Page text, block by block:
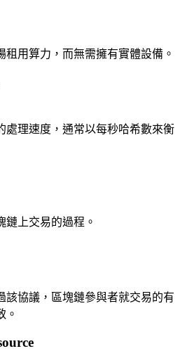
用算力，而無需擁有實體設備。
處理速度，通常以每秒哈希數來衡
鏈上交易的過程。
該協議，區塊鏈參與者就交易的有
。